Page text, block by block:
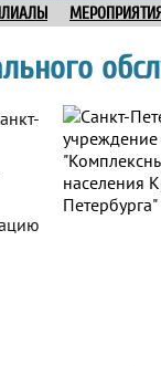
МЕРОПРИЯТИЯ